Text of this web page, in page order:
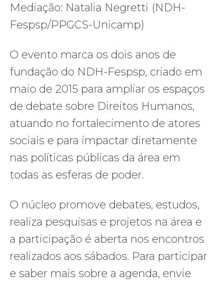
Mediação: Natalia Negretti (NDH-
Fespsp/PPGCS-Unicamp)
O evento marca os dois anos de
fundação do NDH-Fespsp, criado em
maio de 2015 para ampliar os espaços
de debate sobre Direitos Humanos,
atuando no fortalecimento de atores
sociais e para impactar diretamente
nas políticas públicas da área em
todas as esferas de poder.
O núcleo promove debates, estudos,
realiza pesquisas e projetos na área e
a participação é aberta nos encontros
realizados aos sábados. Para participar
e saber mais sobre a agenda, envie